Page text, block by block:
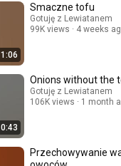
1:06
Smaczne tofu
Gotuję z Lewiatanem
99K views
4 weeks
0:43
Onions without the
Gotuję z Lewiatanem
106K views
1 month
Przechowywanie